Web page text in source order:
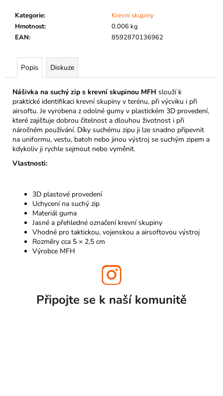
Kategorie:
Krevní skupiny
Hmotnost:
0.006 kg
EAN: 8592870136962
Popis Diskuze
Nášivka na suchý zip s krevní skupinou MFH slouží k
praktické identifikaci krevní skupiny v terénu, při výcviku i při
airsoftu. Je vyrobena z odolné gumy v plastickém 3D provedení,
které zajišťuje dobrou čitelnost a dlouhou životnost i při
náročném používání. Díky suchému zipu ji lze snadno připevnit
na uniformu, vestu, batoh nebo jinou výstroj se suchým zipem a
kdykoliv ji rychle sejmout nebo vyměnit.
Vlastnosti:
3D plastové provedení
Uchycení na suchý zip
Materiál guma
Jasné a přehledné označení krevní skupiny
Vhodné pro taktickou, vojenskou a airsoftovou výstroj
Rozměry cca 5 × 2,5 cm
Výrobce MFH
Připojte se k naší komunitě